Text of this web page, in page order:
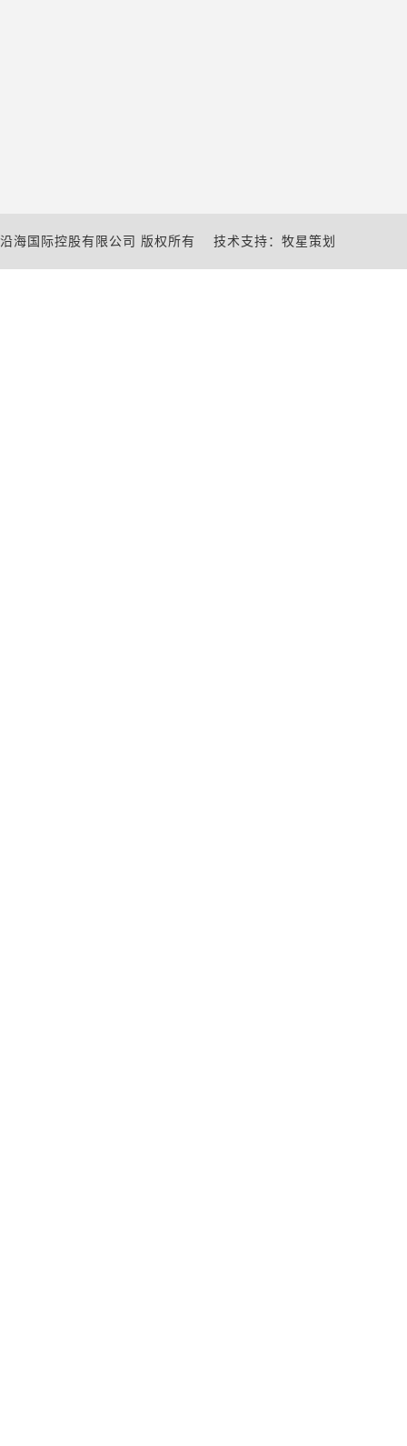
沿海国际控股有限公司 版权所有 技术支持：牧星策划